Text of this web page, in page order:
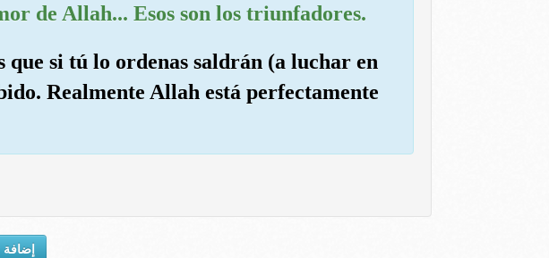
de Allah... Esos son los triunfadores.
si tú lo ordenas saldrán (a luchar en
Realmente Allah está perfectamente